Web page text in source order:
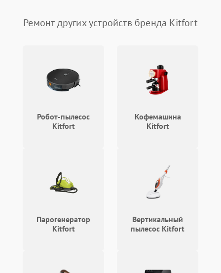
Ремонт других устройств бренда Kitfort
Робот-пылесос
Kitfort
Кофемашина
Kitfort
Парогенератор
Kitfort
Вертикальный
пылесос Kitfort